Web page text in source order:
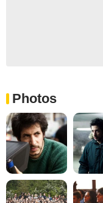
Photos